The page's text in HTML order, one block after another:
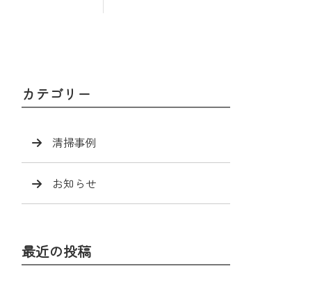
カテゴリー
清掃事例
お知らせ
最近の投稿